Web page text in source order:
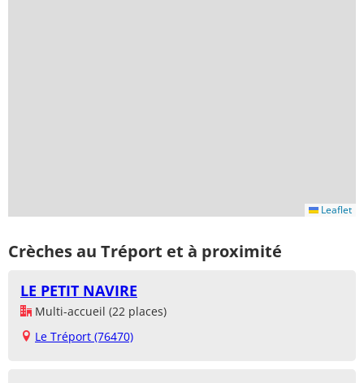
Leaflet
Crèches au Tréport et à proximité
LE PETIT NAVIRE
Multi-accueil (22 places)
Le Tréport (76470)